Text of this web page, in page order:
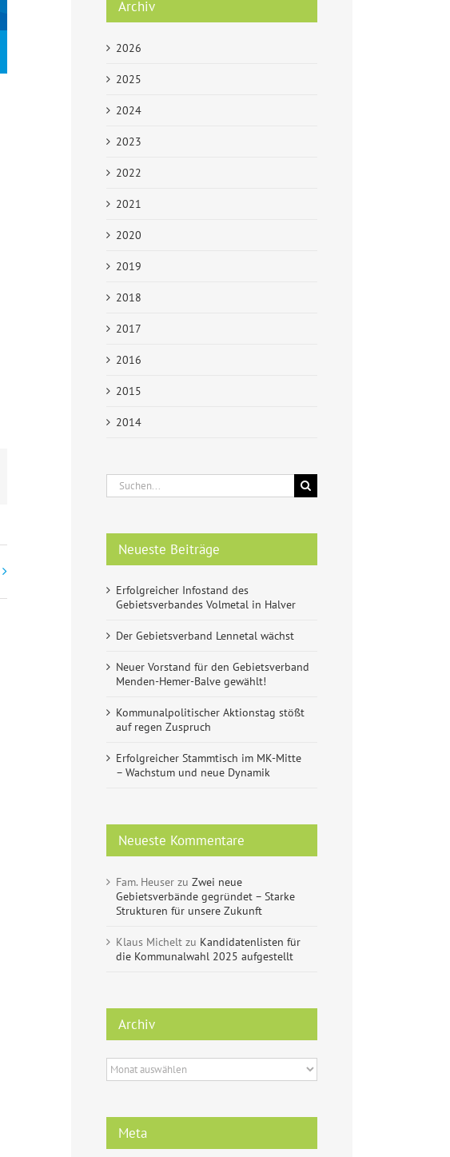
Archiv
2026
2025
2024
2023
2022
2021
2020
2019
2018
2017
2016
2015
2014
Suche
nach:
Neueste Beiträge
Erfolgreicher Infostand des
Gebietsverbandes Volmetal in Halver
Der Gebietsverband Lennetal wächst
Neuer Vorstand für den Gebietsverband
Menden-Hemer-Balve gewählt!
Kommunalpolitischer Aktionstag stößt
auf regen Zuspruch
Erfolgreicher Stammtisch im MK-Mitte
– Wachstum und neue Dynamik
Neueste Kommentare
Fam. Heuser zu Zwei neue
Gebietsverbände gegründet – Starke
Strukturen für unsere Zukunft
Klaus Michelt zu Kandidatenlisten für
die Kommunalwahl 2025 aufgestellt
Archiv
Archiv
Meta